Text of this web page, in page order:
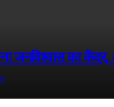
जनविश्वास का